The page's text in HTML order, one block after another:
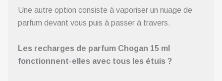
Une autre option consiste à vaporiser un nuage de
parfum devant vous puis à passer à travers.
Les recharges de parfum Chogan 15 ml
fonctionnent-elles avec tous les étuis ?